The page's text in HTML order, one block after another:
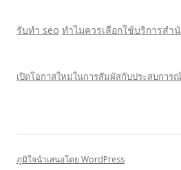
รับทำ seo ทำไมควรเลือกใช้บริการส
เปิดโอกาสใหม่ในการสัมผัสกับประสบกา
ภูมิใจนำเสนอโดย WordPress